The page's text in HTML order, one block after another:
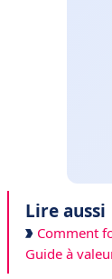
Lire aussi
Comment
Guide à